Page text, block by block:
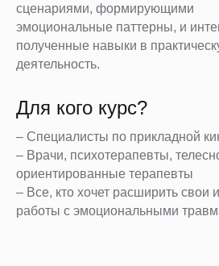
сценариями, формирующими
эмоциональные паттерны, и
полученные навыки в
деятельность.
– Специалисты по прикладной
– Врачи, психотерапевты,
ориентированные терапевты
– Все, кто хочет расширить свои
работы с эмоциональными
Для кого курс?